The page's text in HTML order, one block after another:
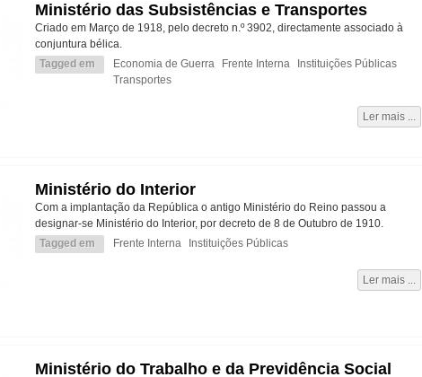
Ministério das Subsistências e Transportes
Criado em Março de 1918, pelo decreto n.º 3902, directamente associado à
conjuntura bélica.
Tagged em
Economia de Guerra Frente Interna
Instituições Públicas
Transportes
Ler mais ...
Ministério do Interior
Com a implantação da República o antigo Ministério do Reino passou a
designar-se Ministério do Interior, por decreto de 8 de Outubro de 1910.
Tagged em
Frente Interna Instituições Públicas
Ler mais ...
Ministério do Trabalho e da Previdência Social